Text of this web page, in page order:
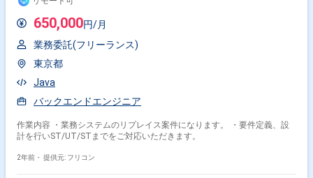
650,000円/月
業務委託(フリーランス)
東京都
Java
バックエンドエンジニア
作業内容 ・業務システムのリプレイス案件になります。 ・要件定義、設
計を行いST/UT/STまでをご対応いただきます。
2年前・ 提供元: フリコン